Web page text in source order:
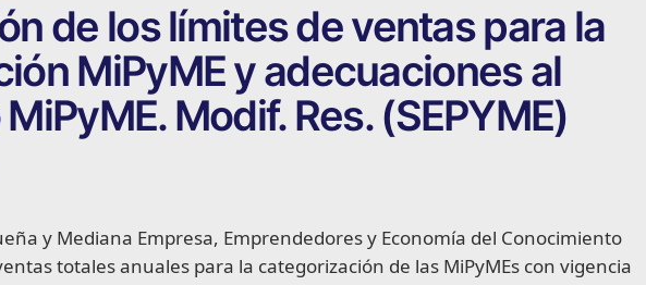
de los límites de ventas para la
MiPyME y adecuaciones al
Modif. Res. (SEPYME)
y Mediana Empresa, Emprendedores y Economía del Conocimiento
totales anuales para la categorización de las MiPyMEs con vigencia